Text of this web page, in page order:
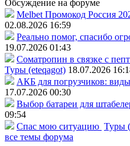
Обсуждение на форуме
Melbet Промокод Россия
02.08.2026 16:59
Реально помог, спасибо
19.07.2026 01:43
Соматропин в связке с
Туры (eteqagot) 18.07.2026
АКБ для погрузчиков:
17.07.2026 00:30
Выбор батареи для
09:54
Спас мою ситуацию Туры
все темы форума